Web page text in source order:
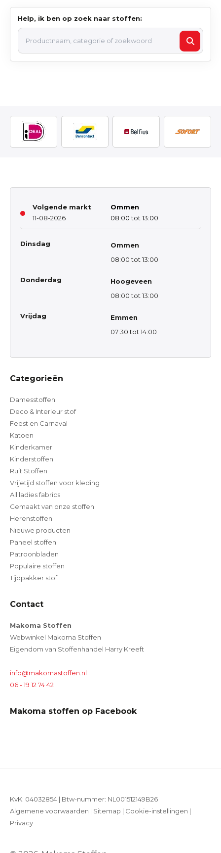
Help, ik ben op zoek naar stoffen:
Volgende markt
11-08-2026
Ommen
08:00 tot 13:00
Dinsdag
Ommen
08:00 tot 13:00
Donderdag
Hoogeveen
08:00 tot 13:00
Vrijdag
Emmen
07:30 tot 14:00
Categorieën
Damesstoffen
Deco & Interieur stof
Feest en Carnaval
Katoen
Kinderkamer
Kinderstoffen
Ruit Stoffen
Vrijetijd stoffen voor kleding
All ladies fabrics
Gemaakt van onze stoffen
Herenstoffen
Nieuwe producten
Paneel stoffen
Patroonbladen
Populaire stoffen
Tijdpakker stof
Contact
Makoma Stoffen
Webwinkel Makoma Stoffen
Eigendom van Stoffenhandel Harry Kreeft
info@makomastoffen.nl
06 - 19 12 74 42
Makoma stoffen op Facebook
KvK: 04032854 | Btw-nummer: NL001512149B26
Algemene voorwaarden | Sitemap | Cookie-instellingen |
Privacy